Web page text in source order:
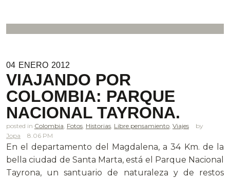
04 ENERO 2012
VIAJANDO POR
COLOMBIA: PARQUE
NACIONAL TAYRONA.
posted in Colombia Fotos Historias Libre pensamiento Viajes
Jopa
8.06 PM
En el departamento del Magdalena, a 34 Km. de la
bella ciudad de Santa Marta, está el Parque Nacional
Tayrona, un santuario de naturaleza y de restos